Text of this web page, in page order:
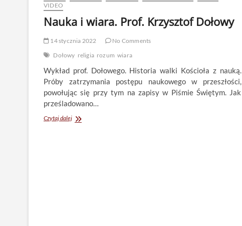
VIDEO
Nauka i wiara. Prof. Krzysztof Dołowy
14 stycznia 2022
No Comments
Dołowy religia rozum wiara
Wykład prof. Dołowego. Historia walki Kościoła z nauką.
Próby zatrzymania postępu naukowego w przeszłości,
powołując się przy tym na zapisy w Piśmie Świętym. Jak
prześladowano…
Czytaj dalejNauka